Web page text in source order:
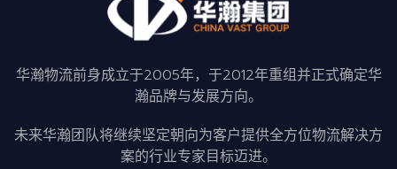
华瀚物流前身成立于2005年，于2012年重组并正式确定华
瀚品牌与发展方向。
未来华瀚团队将继续坚定朝向为客户提供全方位物流解决方
案的行业专家目标迈进。